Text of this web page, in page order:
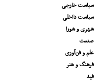
سیاست خارجی
سیاست داخلی
شهری و شورا
صنعت
علم و فن‌آوری
فرهنگ و هنر
فید